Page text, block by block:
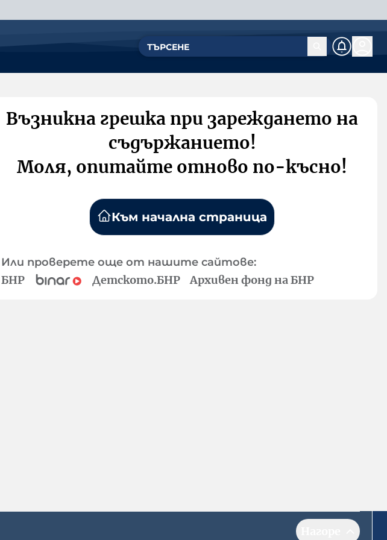
Възникна грешка при зареждането на
съдържанието!
Моля, опитайте отново по-късно!
Към начална страница
Или проверете още от нашите сайтове:
БНР Детското.БНР Архивен фонд на БНР